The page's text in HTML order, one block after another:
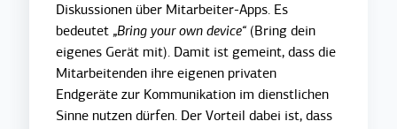
Diskussionen über Mitarbeiter-Apps. Es
bedeutet „Bring your own device“ (Bring dein
eigenes Gerät mit). Damit ist gemeint, dass die
Mitarbeitenden ihre eigenen privaten
Endgeräte zur Kommunikation im dienstlichen
Sinne nutzen dürfen. Der Vorteil dabei ist, dass